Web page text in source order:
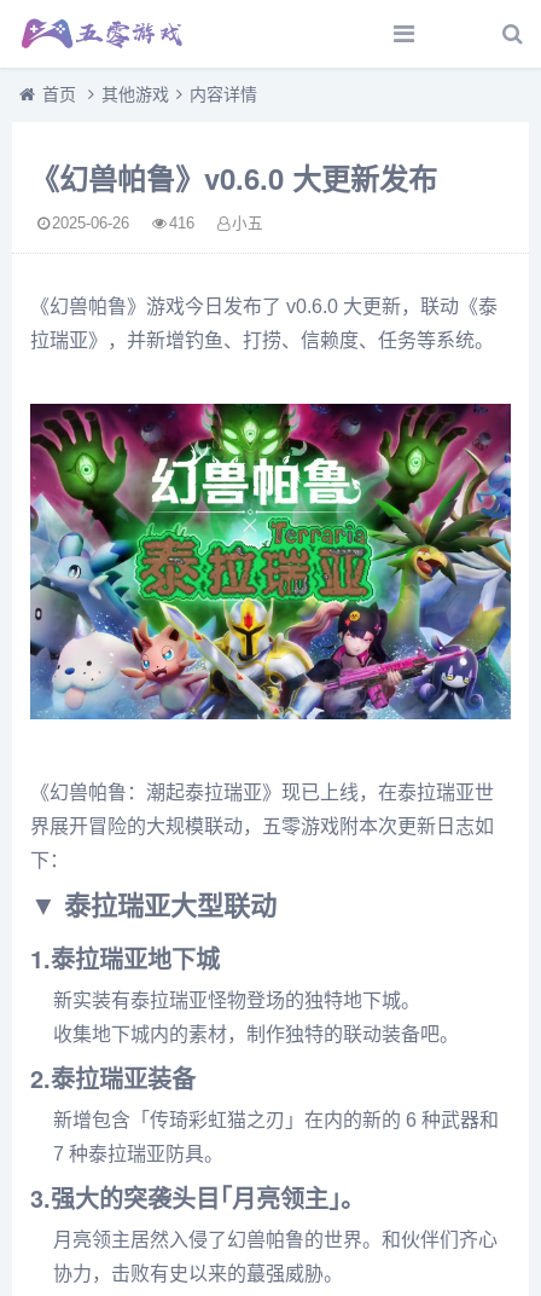
首页 其他游戏 内容详情
《幻兽帕鲁》v0.6.0 大更新发布
2025-06-26 416 小五
《幻兽帕鲁》游戏今日发布了 v0.6.0 大更新，联动《泰
拉瑞亚》，并新增钓鱼、打捞、信赖度、任务等系统。
《幻兽帕鲁：潮起泰拉瑞亚》现已上线，在泰拉瑞亚世
界展开冒险的大规模联动，五零游戏附本次更新日志如
下：
▼ 泰拉瑞亚大型联动
1.泰拉瑞亚地下城
新实装有泰拉瑞亚怪物登场的独特地下城。
收集地下城内的素材，制作独特的联动装备吧。
2.泰拉瑞亚装备
新增包含「传琦彩虹猫之刃」在内的新的 6 种武器和
7 种泰拉瑞亚防具。
3.强大的突袭头目｢月亮领主｣。
月亮领主居然入侵了幻兽帕鲁的世界。和伙伴们齐心
协力，击败有史以来的蕞强威胁。